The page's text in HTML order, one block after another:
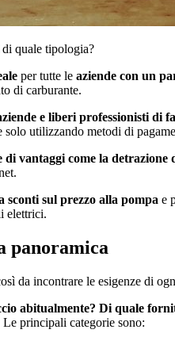
quale tipologia?
per tutte le aziende con un
di carburante.
e liberi professionisti di
utilizzando metodi di
di vantaggi come la
sconti sul prezzo alla pompa e
elettrici.
panoramica
da incontrare le esigenze di
abitualmente? Di quale
Le principali categorie sono: